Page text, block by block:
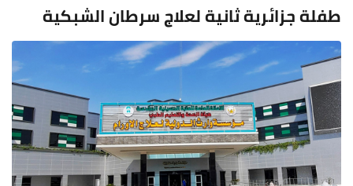
طفلة جزائرية ثانية لعلاج سرطان الشبكية